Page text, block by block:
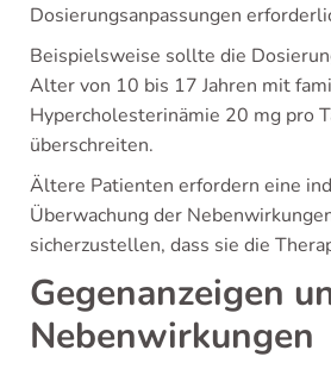
Dosierungsanpassungen
Beispielsweise sollte die
Alter von 10 bis 17 Jahren mit
Hypercholesterinämie 20 mg pro
überschreiten.
Ältere Patienten erfordern eine
Überwachung der
sicherzustellen, dass sie die
Gegenanzeigen
Nebenwirkungen